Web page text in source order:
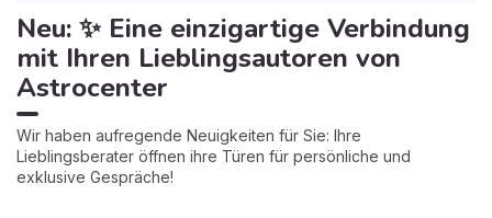
Neu: ✨ Eine einzigartige Verbindung
mit Ihren Lieblingsautoren von
Astrocenter
Wir haben aufregende Neuigkeiten für Sie: Ihre
Lieblingsberater öffnen ihre Türen für persönliche und
exklusive Gespräche!